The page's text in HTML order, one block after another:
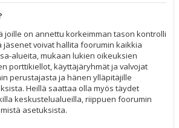
joille on annettu korkeimman tason kontrolli
jäsenet voivat hallita foorumin kaikkia
alueita, mukaan lukien oikeuksien
porttikiellot, käyttäjäryhmät ja valvojat
perustajasta ja hänen ylläpitäjille
Heillä saattaa olla myös täydet
keskustelualueilla, riippuen foorumin
asetuksista.